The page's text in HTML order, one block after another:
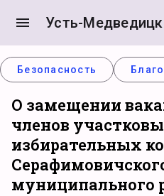
menu Усть-
Безопасность
О замещении
членов
избирательных
муниципального